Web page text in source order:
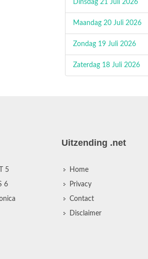
Dinsdag 21 Juli 2026
Maandag 20 Juli 2026
Zondag 19 Juli 2026
Zaterdag 18 Juli 2026
5
6
Uitzending .net
Home
Privacy
Contact
Disclaimer